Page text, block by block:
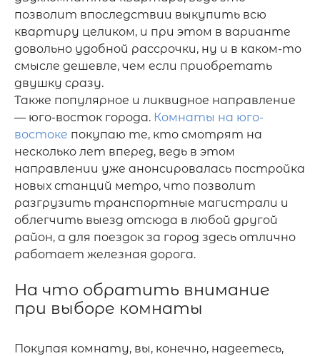
позволит впоследствии выкупить всю
квартиру целиком, и при этом в варианте
довольно удобной рассрочки, ну и в каком-то
смысле дешевле, чем если приобретать
двушку сразу.
Также популярное и ликвидное направление
— юго-восток города. Комнаты на юго-
востоке покупаю те, кто смотрят на
несколько лет вперед, ведь в этом
направлении уже анонсировалась постройка
новых станций метро, что позволит
разгрузить транспортные магистрали и
облегчить выезд отсюда в любой другой
район, а для поездок за город здесь отлично
работает железная дорога.
На что обратить внимание
при выборе комнаты
Покупая комнату, вы, конечно, надеетесь,